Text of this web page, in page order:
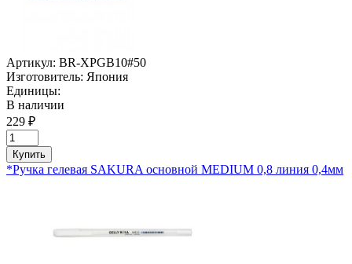
Артикул: BR-XPGB10#50
Изготовитель: Япония
Единицы:
В наличии
229 ₽
Купить
*Ручка гелевая SAKURA основной MEDIUM 0,8 линия 0,4мм